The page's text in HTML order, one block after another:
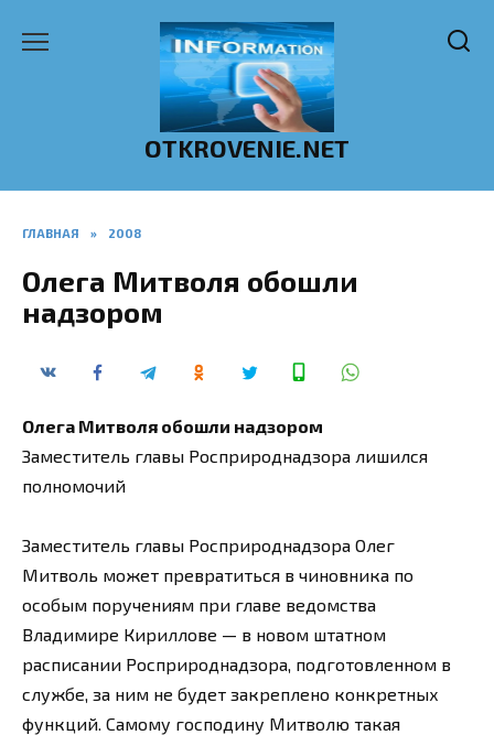
OTKROVENIE.NET
ГЛАВНАЯ » 2008
Олега Митволя обошли
надзором
Олега Митволя обошли надзором
Заместитель главы Росприроднадзора лишился
полномочий
Заместитель главы Росприроднадзора Олег
Митволь может превратиться в чиновника по
особым поручениям при главе ведомства
Владимире Кириллове — в новом штатном
расписании Росприроднадзора, подготовленном в
службе, за ним не будет закреплено конкретных
функций. Самому господину Митволю такая